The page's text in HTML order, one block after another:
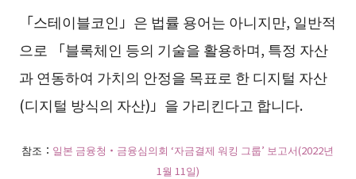
「스테이블코인」은 법률 용어는 아니지만, 일반적
으로 「블록체인 등의 기술을 활용하며, 특정 자산
과 연동하여 가치의 안정을 목표로 한 디지털 자산
(디지털 방식의 자산)」을 가리킨다고 합니다.
참조： 일본 금융청・금융심의회 ‘자금결제 워킹 그룹’ 보고서(2022년
1월 11일)